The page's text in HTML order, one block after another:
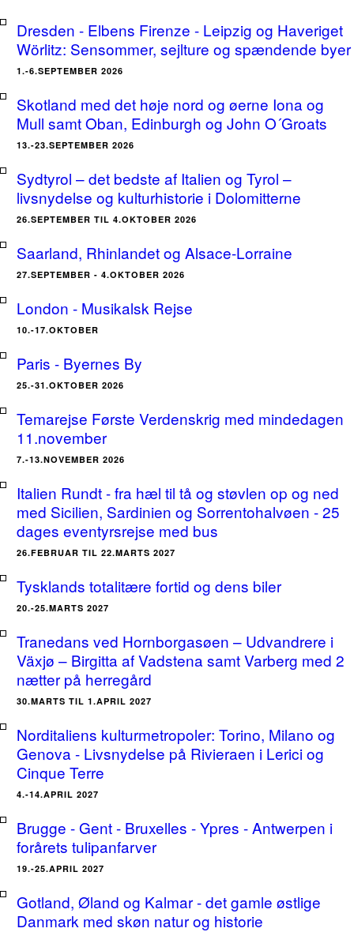
Dresden - Elbens Firenze - Leipzig og Haveriget
Wörlitz: Sensommer, sejlture og spændende byer
1.-6.SEPTEMBER 2026
Skotland med det høje nord og øerne Iona og
Mull samt Oban, Edinburgh og John O´Groats
13.-23.SEPTEMBER 2026
Sydtyrol – det bedste af Italien og Tyrol –
livsnydelse og kulturhistorie i Dolomitterne
26.SEPTEMBER TIL 4.OKTOBER 2026
Saarland, Rhinlandet og Alsace-Lorraine
27.SEPTEMBER - 4.OKTOBER 2026
London - Musikalsk Rejse
10.-17.OKTOBER
Paris - Byernes By
25.-31.OKTOBER 2026
Temarejse Første Verdenskrig med mindedagen
11.november
7.-13.NOVEMBER 2026
Italien Rundt - fra hæl til tå og støvlen op og ned
med Sicilien, Sardinien og Sorrentohalvøen - 25
dages eventyrsrejse med bus
26.FEBRUAR TIL 22.MARTS 2027
Tysklands totalitære fortid og dens biler
20.-25.MARTS 2027
Tranedans ved Hornborgasøen – Udvandrere i
Växjø – Birgitta af Vadstena samt Varberg med 2
nætter på herregård
30.MARTS TIL 1.APRIL 2027
Norditaliens kulturmetropoler: Torino, Milano og
Genova - Livsnydelse på Rivieraen i Lerici og
Cinque Terre
4.-14.APRIL 2027
Brugge - Gent - Bruxelles - Ypres - Antwerpen i
forårets tulipanfarver
19.-25.APRIL 2027
Gotland, Øland og Kalmar - det gamle østlige
Danmark med skøn natur og historie